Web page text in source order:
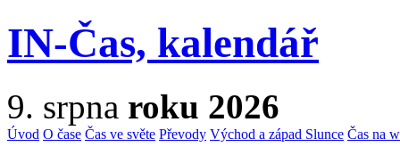
IN-Čas, kalendář
9. srpna roku 2026
Úvod O čase Čas ve světe Převody Východ a západ Slunce Čas na